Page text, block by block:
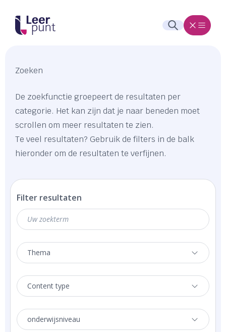
Zoeken
De zoekfunctie groepeert de resultaten per
categorie. Het kan zijn dat je naar beneden moet
scrollen om meer resultaten te zien.
Te veel resultaten? Gebruik de filters in de balk
hieronder om de resultaten te verfijnen.
Filter resultaten
Thema
Content type
onderwijsniveau